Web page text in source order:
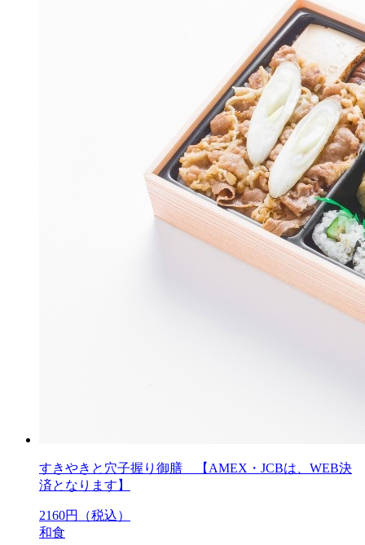
すきやきと穴子握り御膳 【AMEX・JCBは、WEB決
済となります】
2160円（税込）
和食